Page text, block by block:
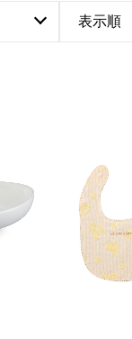
表示順